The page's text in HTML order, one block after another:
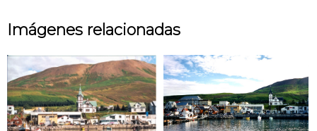
Imágenes relacionadas